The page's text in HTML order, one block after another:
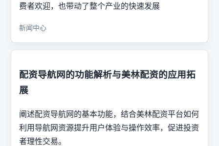
费者欢迎，也带动了整个产业的快速发展
新闻中心
配资导航网的功能解析与美林配资的应用拓
展
阐述配资导航网的基本功能，结合美林配资平台如何
利用导航网资源提升用户体验与操作效率，促进投资
者理性交易。